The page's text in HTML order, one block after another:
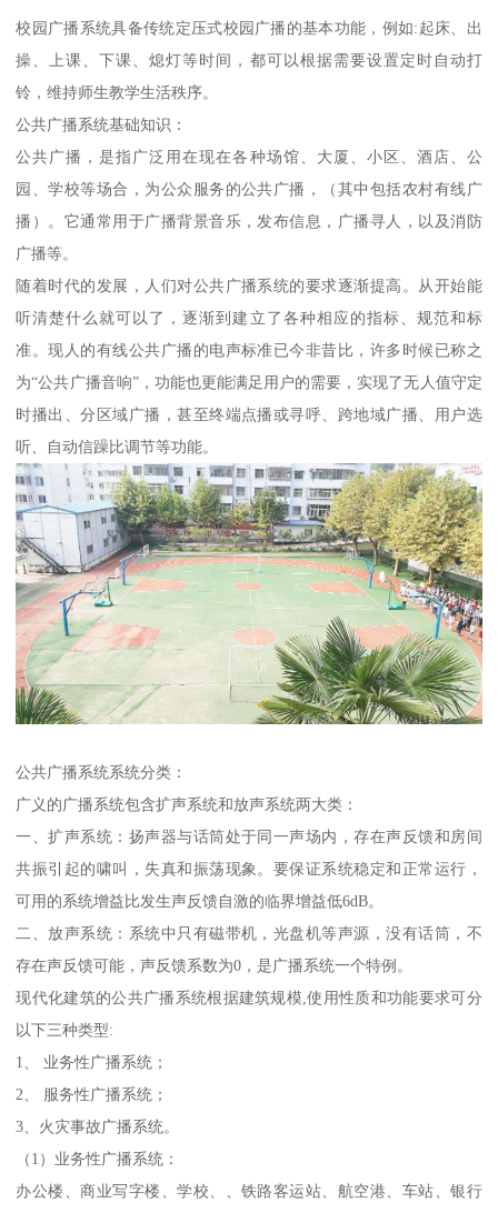
校园广播系统具备传统定压式校园广播的基本功能，例如:起床、出
操、上课、下课、熄灯等时间，都可以根据需要设置定时自动打
铃，维持师生教学生活秩序。
公共广播系统基础知识：
公共广播，是指广泛用在现在各种场馆、大厦、小区、酒店、公
园、学校等场合，为公众服务的公共广播，（其中包括农村有线广
播）。它通常用于广播背景音乐，发布信息，广播寻人，以及消防
广播等。
随着时代的发展，人们对公共广播系统的要求逐渐提高。从开始能
听清楚什么就可以了，逐渐到建立了各种相应的指标、规范和标
准。现人的有线公共广播的电声标准已今非昔比，许多时候已称之
为“公共广播音响”，功能也更能满足用户的需要，实现了无人值守定
时播出、分区域广播，甚至终端点播或寻呼、跨地域广播、用户选
听、自动信躁比调节等功能。
公共广播系统系统分类：
广义的广播系统包含扩声系统和放声系统两大类：
一、扩声系统：扬声器与话筒处于同一声场内，存在声反馈和房间
共振引起的啸叫，失真和振荡现象。要保证系统稳定和正常运行，
可用的系统增益比发生声反馈自激的临界增益低6dB。
二、放声系统：系统中只有磁带机，光盘机等声源，没有话筒，不
存在声反馈可能，声反馈系数为0，是广播系统一个特例。
现代化建筑的公共广播系统根据建筑规模,使用性质和功能要求可分
以下三种类型:
1、 业务性广播系统；
2、 服务性广播系统；
3、火灾事故广播系统。
（1）业务性广播系统：
办公楼、商业写字楼、学校、、铁路客运站、航空港、车站、银行